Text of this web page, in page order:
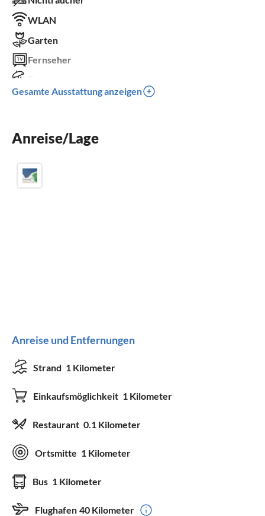
WLAN
Garten
Fernseher
Spülmaschine
Kinderbett
Gesamte Ausstattung anzeigen
Anreise/Lage
Anreise und Entfernungen
Strand 1 Kilometer
Einkaufsmöglichkeit 1 Kilometer
Restaurant 0.1 Kilometer
Ortsmitte 1 Kilometer
Bus 1 Kilometer
Flughafen 40 Kilometer